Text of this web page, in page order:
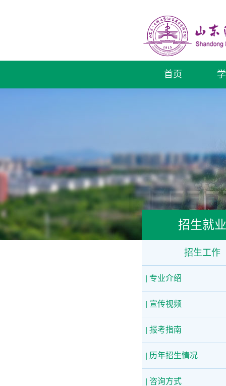
首页
招生就业
招生工作
| 专业介绍
| 宣传视频
| 报考指南
| 历年招生情况
| 咨询方式